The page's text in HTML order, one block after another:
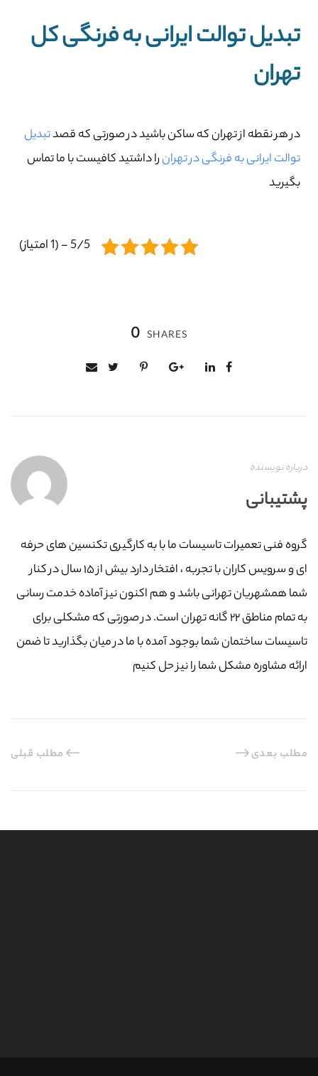
تبدیل توالت ایرانی به فرنگی کل
تهران
در هر نقطه از تهران که ساکن باشید در صورتی که قصدتبدیل
توالت ایرانی به فرنگی در تهرانرا داشتید کافیست با ما تماس
بگیرید
5/5 - (1 امتیاز)
0 SHARES
درباره نویسنده
پشتیبانی
گروه فنی تعمیرات تاسیسات ما با به‌ کارگیری تکنسین های حرفه
ای و سرویس کاران با تجربه ، افتخار دارد بیش از ۱۵ سال در کنار
شما همشهریان تهرانی باشد و هم اکنون نیز آماده خدمت رسانی
به تمام مناطق ۲۲ گانه تهران است. در صورتی که مشکلی برای
تاسیسات ساختمان شما بوجود آمده با ما در میان بگذارید تا ضمن
ارائه مشاوره مشکل شما را نیز حل کنیم
مطلب قبلی مطلب بعدی